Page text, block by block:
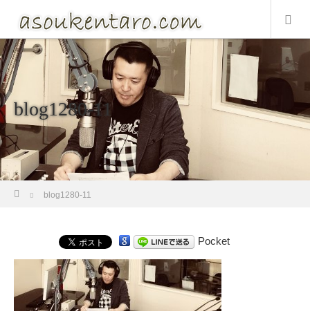
blog1280-11
blog1280-11
Pocket